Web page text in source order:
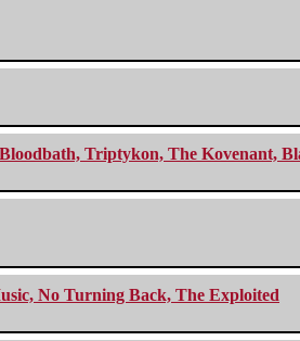
Triptykon, The Kovenant,
No Turning Back, The Exploited